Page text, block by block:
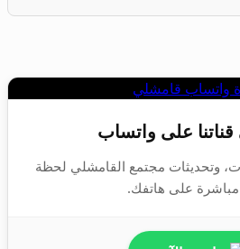
على واتساب
وتحديثات مجتمع القامشلي لحظة
على هاتفك.